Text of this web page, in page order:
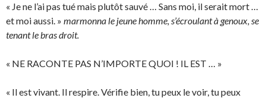
« Je ne l’ai pas tué mais plutôt sauvé … Sans moi, il serait mort …
et moi aussi. » marmonna le jeune homme, s’écroulant à genoux, se
tenant le bras droit.
« NE RACONTE PAS N’IMPORTE QUOI ! IL EST … »
« Il est vivant. Il respire. Vérifie bien, tu peux le voir, tu peux